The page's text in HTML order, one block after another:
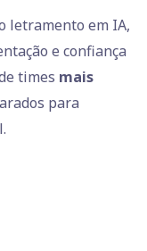
letramento em IA,
e confiança
times mais
para